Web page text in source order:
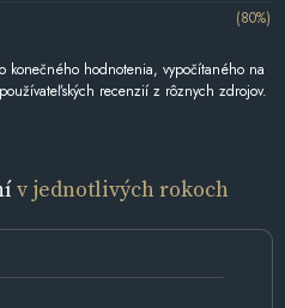
(80%)
konečného hodnotenia, vypočítaného na
recenzií z rôznych zdrojov.
v jednotlivých rokoch